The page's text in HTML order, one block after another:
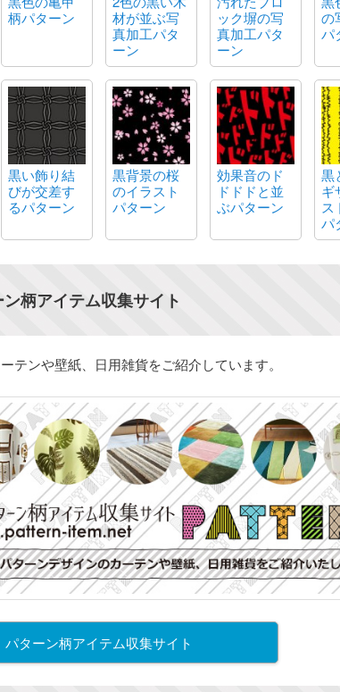
柄パターン
材が並ぶ写
真加工パタ
ーン
ック塀の写
真加工パタ
ーン
の
パ
黒い飾り結
びが交差す
るパターン
黒背景の桜
のイラスト
パターン
効果音のド
ドドドと並
ぶパターン
黒
ギ
ス
パ
柄アイテム収集サイト
テンや壁紙、日用雑貨をご紹介しています。
パターン柄アイテム収集サイト